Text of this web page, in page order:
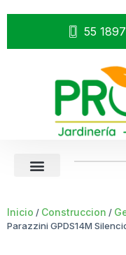
55
Inicio / Construccion /
Parazzini GPDS14M